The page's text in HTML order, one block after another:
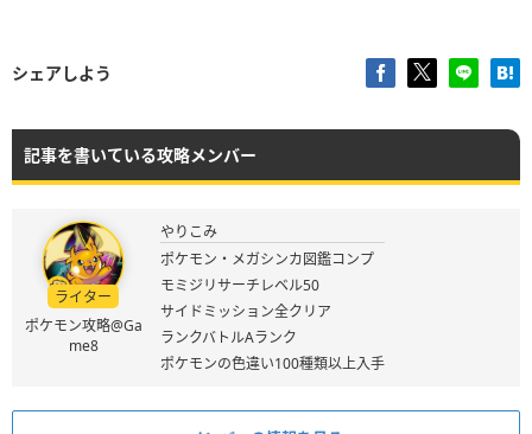
シェアしよう
記事を書いている攻略メンバー
ライター
ポケモン攻略@Ga
me8
やりこみ
ポケモン・メガシンカ図鑑コンプ
モミジリサーチレベル50
サイドミッション全クリア
ランクバトルAランク
ポケモンの色違い100種類以上入手